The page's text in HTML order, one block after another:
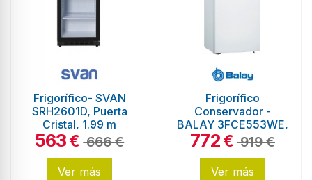
Frigorífico- SVAN
SRH2601D, Puerta
Cristal, 1.99 m
563€ 666 €
Ver más
Frigorífico
Conservador -
BALAY 3FCE553WE,
1.86 m,Blanco,
Eficiencia E
772€ 919 €
Ver más